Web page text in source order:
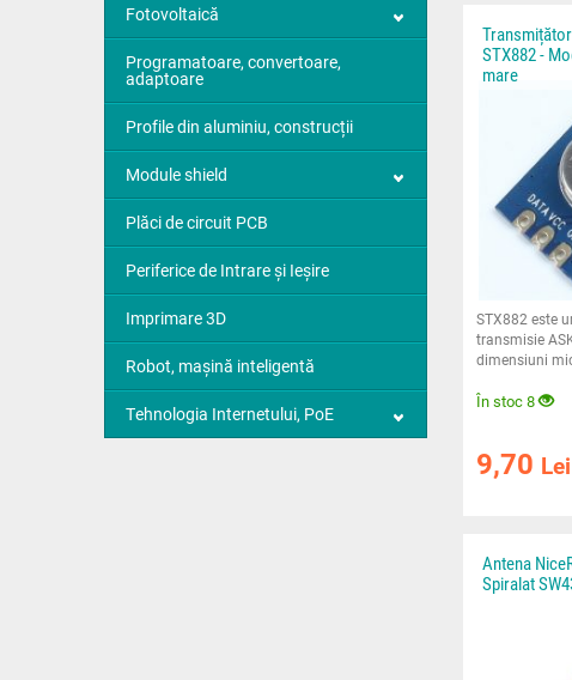
STX882 -
mare
STX882 este
transmisie
dimensiuni
În stoc 8
9,70 Lei
Antena
Spiralat
Fotovoltaică
Programatoare, convertoare,
adaptoare
Profile din aluminiu, construcții
Module shield
Plăci de circuit PCB
Periferice de Intrare și Ieșire
Imprimare 3D
Robot, mașină inteligentă
Tehnologia Internetului, PoE